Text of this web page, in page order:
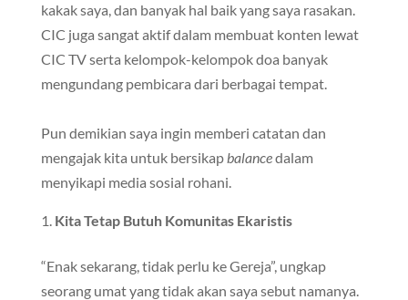
kakak saya, dan banyak hal baik yang saya rasakan.
CIC juga sangat aktif dalam membuat konten lewat
CIC TV serta kelompok-kelompok doa banyak
mengundang pembicara dari berbagai tempat.
Pun demikian saya ingin memberi catatan dan
mengajak kita untuk bersikapbalancedalam
menyikapi media sosial rohani.
Kita Tetap Butuh Komunitas Ekaristis
“Enak sekarang, tidak perlu ke Gereja”, ungkap
seorang umat yang tidak akan saya sebut namanya.